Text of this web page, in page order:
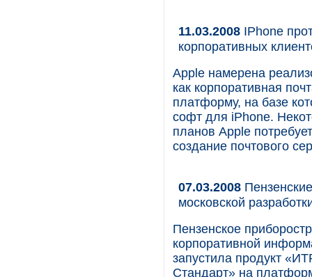
11.03.2008 IPhone
корпоративных
Apple намерена
как корпоративная
платформу, на базе
софт для iPhone.
планов Apple
создание почтового
07.03.2008
московской
Пензенское
корпоративной
запустила продукт
Стандарт» на